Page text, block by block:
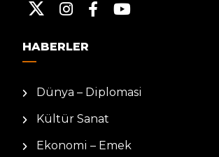
HABERLER
Dünya – Diplomasi
Kültür Sanat
Ekonomi – Emek